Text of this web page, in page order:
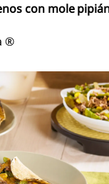
con mole
®